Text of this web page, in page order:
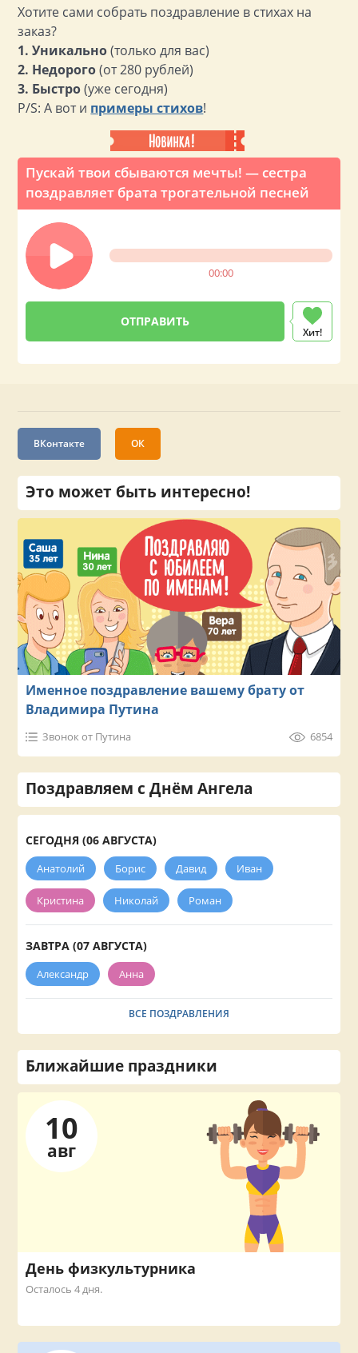
Пускай твои сбываются мечты! — сестра
поздравляет брата трогательной песней
00:00
Хит!
Хотите сами собрать поздравление в стихах на
заказ?
1. Уникально(только для вас)
2. Недорого(от 280 рублей)
3. Быстро(уже сегодня)
P/S: А вот и примеры стихов!
ВКонтакте ОК
Это может быть интересно!
Именное поздравление вашему брату от
Владимира Путина
Звонок от Путина 6854
Поздравляем с Днём Ангела
СЕГОДНЯ (06 АВГУСТА)
Анатолий Борис Давид Иван
Кристина Николай Роман
ЗАВТРА (07 АВГУСТА)
Александр Анна
ВСЕ ПОЗДРАВЛЕНИЯ
Ближайшие праздники
10
авг
День физкультурника
Осталось 4 дня.